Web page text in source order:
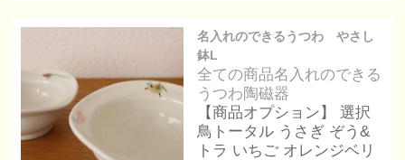
名入れのできるうつわ やさし
鉢L
全ての商品名入れのできる
うつわ陶磁器
【商品オプション】 選択
鳥トータル うさぎ ぞう&
トラ いちご オレンジベリ